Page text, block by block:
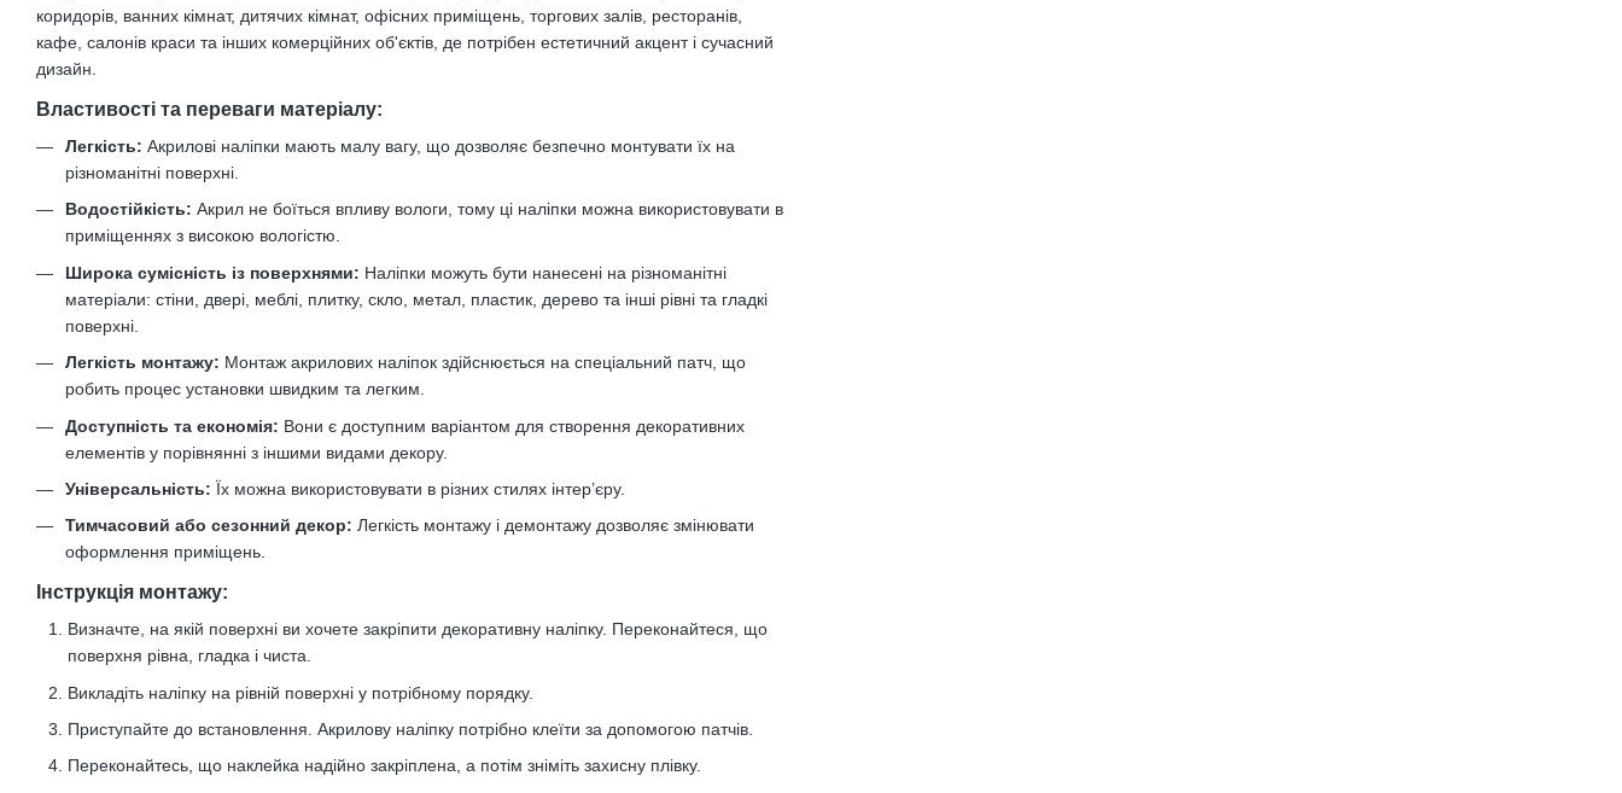
коридорів, ванних кімнат, дитячих кімнат, офісних приміщень, торгових залів, ресторанів,
кафе, салонів краси та інших комерційних об'єктів, де потрібен естетичний акцент і сучасний
дизайн.
Властивості та переваги матеріалу:
Легкість: Акрилові наліпки мають малу вагу, що дозволяє безпечно монтувати їх на
різноманітні поверхні.
Водостійкість: Акрил не боїться впливу вологи, тому ці наліпки можна використовувати в
приміщеннях з високою вологістю.
Широка сумісність із поверхнями: Наліпки можуть бути нанесені на різноманітні
матеріали: стіни, двері, меблі, плитку, скло, метал, пластик, дерево та інші рівні та гладкі
поверхні.
Легкість монтажу: Монтаж акрилових наліпок здійснюється на спеціальний патч, що
робить процес установки швидким та легким.
Доступність та економія: Вони є доступним варіантом для створення декоративних
елементів у порівнянні з іншими видами декору.
Універсальність: Їх можна використовувати в різних стилях інтер’єру.
Тимчасовий або сезонний декор: Легкість монтажу і демонтажу дозволяє змінювати
оформлення приміщень.
Інструкція монтажу:
Визначте, на якій поверхні ви хочете закріпити декоративну наліпку. Переконайтеся, що
поверхня рівна, гладка і чиста.
Викладіть наліпку на рівній поверхні у потрібному порядку.
Приступайте до встановлення. Акрилову наліпку потрібно клеїти за допомогою патчів.
Переконайтесь, що наклейка надійно закріплена, а потім зніміть захисну плівку.